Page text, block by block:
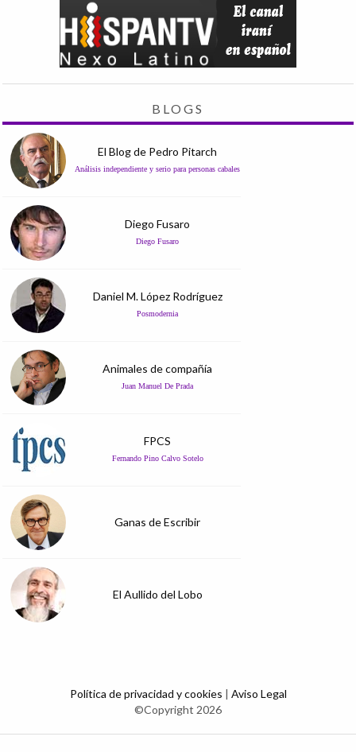
BLOGS
El Blog de Pedro Pitarch
Análisis independiente y serio para personas cabales
Diego Fusaro
Diego Fusaro
Daniel M. López Rodríguez
Posmodernia
Animales de compañía
Juan Manuel De Prada
FPCS
Fernando Pino Calvo Sotelo
Ganas de Escribir
El Aullido del Lobo
Política de privacidad y cookies | Aviso Legal
©Copyright 2026